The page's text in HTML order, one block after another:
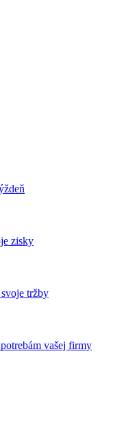
zisky
tržby
vašej firmy